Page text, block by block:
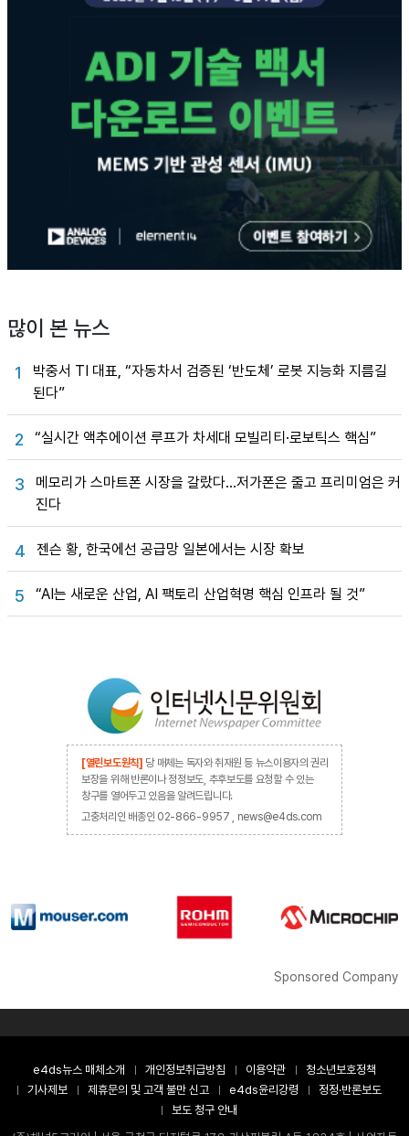
많이 본 뉴스
1
박중서 TI 대표, “자동차서 검증된 ‘반도체’ 로봇 지능화 지름길
된다”
2 “실시간 액추에이션 루프가 차세대 모빌리티·로보틱스 핵심”
3
메모리가 스마트폰 시장을 갈랐다…저가폰은 줄고 프리미엄은 커
진다
4 젠슨 황, 한국에선 공급망 일본에서는 시장 확보
5 “AI는 새로운 산업, AI 팩토리 산업혁명 핵심 인프라 될 것”
[열린보도원칙] 당 매체는 독자와 취재원 등 뉴스이용자의 권리
보장을 위해 반론이나 정정보도, 추후보도를 요청할 수 있는
창구를 열어두고 있음을 알려드립니다.
고충처리인 배종인 02-866-9957 , news@e4ds.com
Sponsored Company
e4ds뉴스 매체소개 개인정보취급방침 이용약관
청소년보호정책
기사제보
제휴문의 및 고객 불만 신고 e4ds윤리강령
정정·반론보도
보도 청구 안내